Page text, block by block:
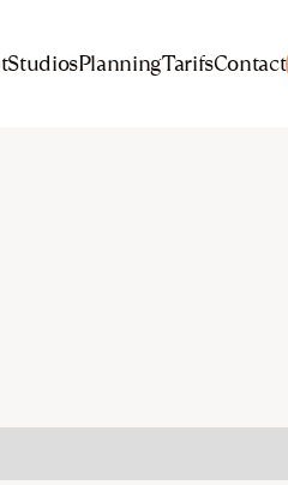
StudiosPlanningTarifsContact